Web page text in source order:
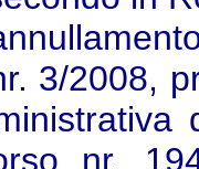
3/2008,
nr.